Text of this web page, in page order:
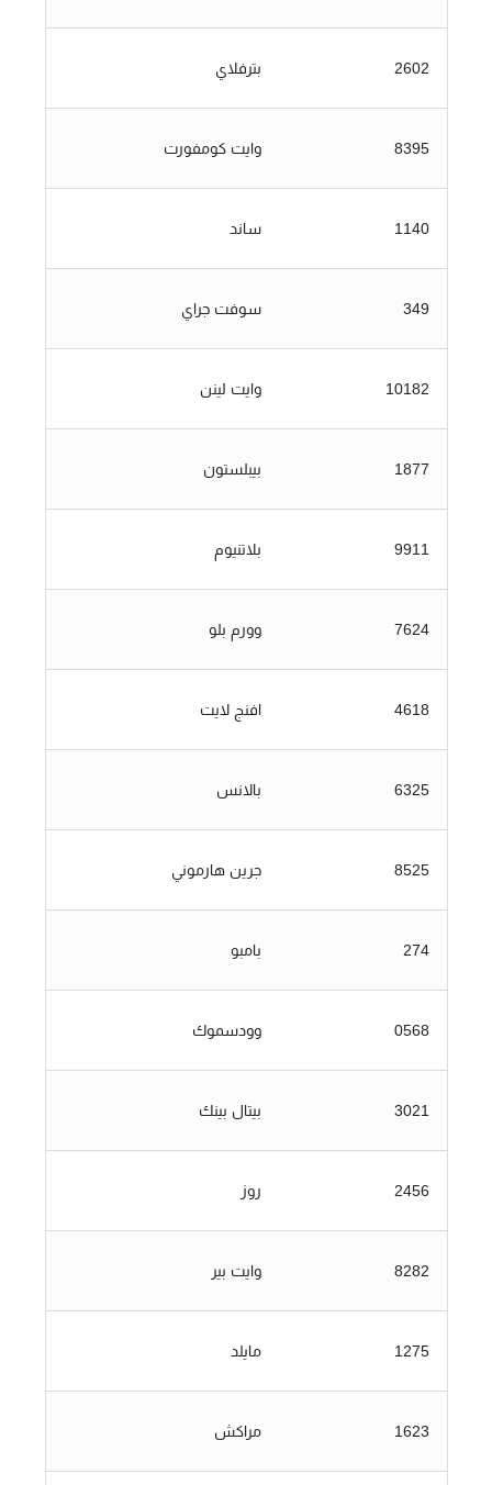
2602 بترفلاي
8395 وايت كومفورت
1140 ساند
349 سوفت جراي
10182 وايت لينن
1877 بيبلستون
9911 بلاتنيوم
7624 وورم بلو
4618 افنج لايت
6325 بالانس
8525 جرين هارموني
274 بامبو
0568 وودسموك
3021 بيتال بينك
2456 روز
8282 وايت بير
1275 مايلد
1623 مراكش